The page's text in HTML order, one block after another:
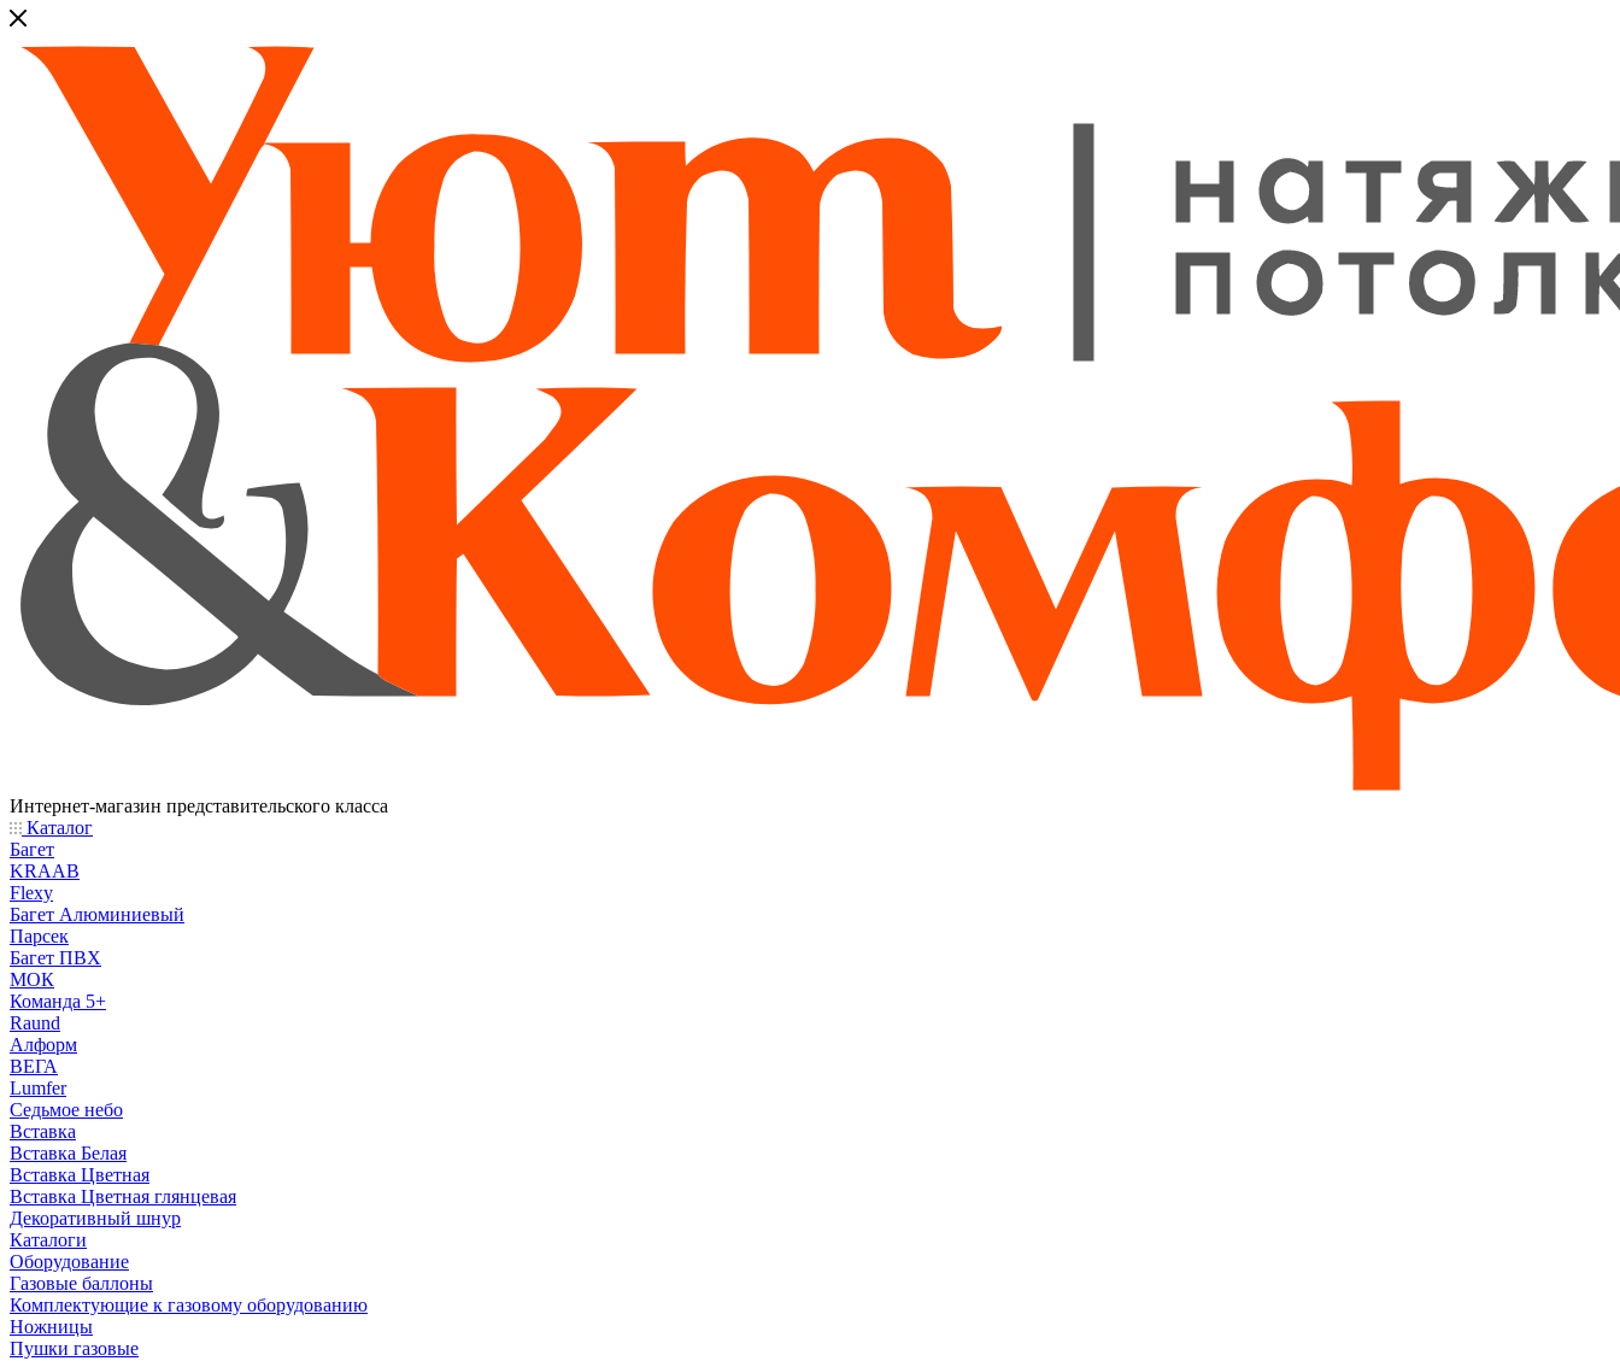
Интернет-магазин представительского класса
Каталог
Багет
KRAAB
Flexy
Багет Алюминиевый
Парсек
Багет ПВХ
МОК
Команда 5+
Raund
Алформ
ВЕГА
Lumfer
Седьмое небо
Вставка
Вставка Белая
Вставка Цветная
Вставка Цветная глянцевая
Декоративный шнур
Каталоги
Оборудование
Газовые баллоны
Комплектующие к газовому оборудованию
Ножницы
Пушки газовые